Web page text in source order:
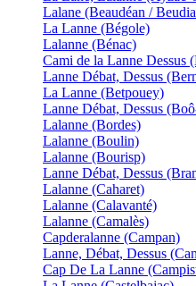
Lalane (Beaudéan /
La Lanne (Bégole)
Lalanne (Bénac)
Cami de la Lanne Dessus
Lanne Débat, Dessus
La Lanne (Betpouey)
Lanne Débat, Dessus
Lalanne (Bordes)
Lalanne (Boulin)
Lalanne (Bourisp)
Lanne Débat, Dessus
Lalanne (Caharet)
Lalanne (Calavanté)
Lalanne (Camalès)
Capderalanne (Campan)
Lanne, Débat, Dessus
Cap De La Lanne